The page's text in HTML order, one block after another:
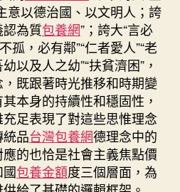
意以德治國、以文明人；誇
認為質包養網”；誇大“言必
孤，必有鄰”“仁者愛人”“老
以及人之幼”“扶貧濟困”，
既跟著時光推移和時期變
本身的持續性和穩固性，
足表現了對這些思惟理念
品台灣包養網德理念中的
的也恰是社會主義焦點價
包養金額度三個層面，為